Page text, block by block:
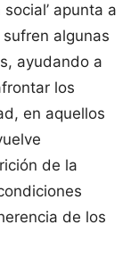
apunta a
algunas
ayudando a
los
en aquellos
de la
de los